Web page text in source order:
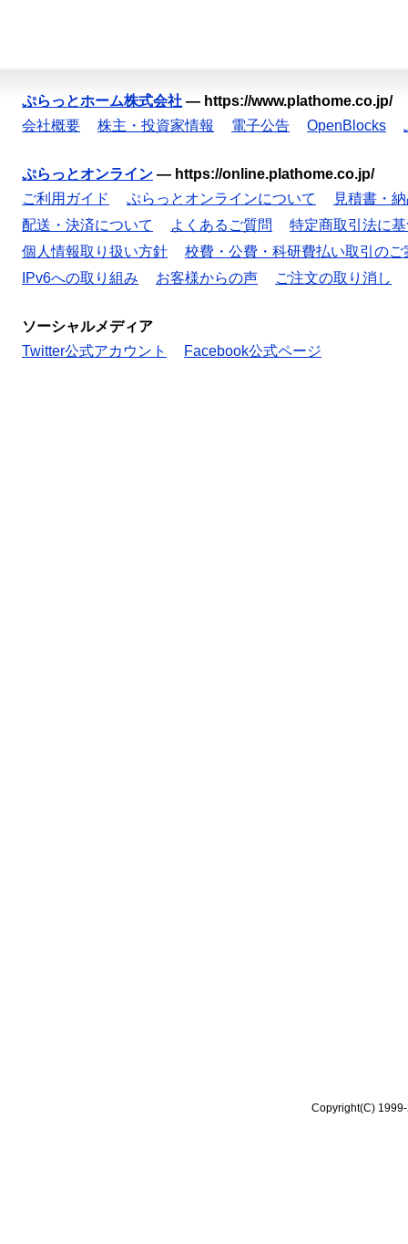
ぷらっとホーム株式会社 — https://www.plathome.co.jp/
会社概要
株主・投資家情報 電子公告 OpenBlocks
ぷらっとオンライン — https://online.plathome.co.jp/
ご利用ガイド
ぷらっとオンラインについて
見積書・
配送・決済について
よくあるご質問
特定商取引法に
個人情報取り扱い方針
校費・公費・科研費払い取引のご
IPv6への取り組み
お客様からの声 ご注文の取り消し
ソーシャルメディア
Twitter公式アカウント
Facebook公式ページ
Copyright(C)